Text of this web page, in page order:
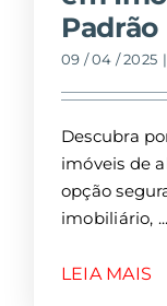
Padrão
09 / 04 / 2025 |
Descubra
imóveis de
opção
imobiliário,
LEIA MAIS